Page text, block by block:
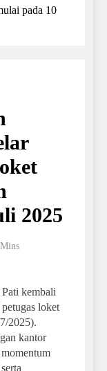
pada 10
2025
kembali
loket
2025).
kantor